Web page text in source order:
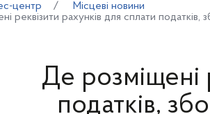
центр
Місцеві новини
реквізити рахунків для сплати
Де розміщені
податків,